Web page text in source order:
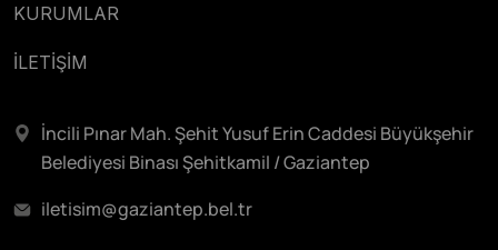
KURUMLAR
İLETİŞİM
İncili Pınar Mah. Şehit Yusuf Erin Caddesi Büyükşehir
Belediyesi Binası Şehitkamil / Gaziantep
iletisim@gaziantep.bel.tr